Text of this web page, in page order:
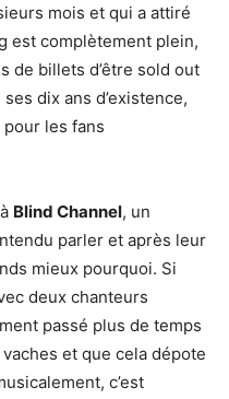
mois et qui a attiré
est complètement plein,
de billets d’être sold out
dix ans d’existence,
les fans
Blind Channel, un
parler et après leur
mieux pourquoi. Si
deux chanteurs
passé plus de temps
et que cela dépote
c’est